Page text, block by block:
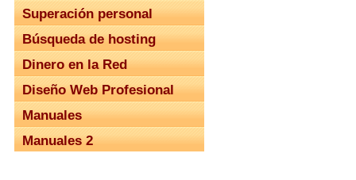
Superación personal
Búsqueda de hosting
Dinero en la Red
Diseño Web Profesional
Manuales
Manuales 2